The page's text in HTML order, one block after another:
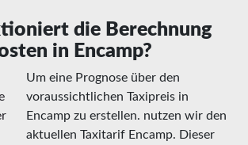
die Berechnung
in Encamp?
Um eine Prognose über den
voraussichtlichen Taxipreis in
Encamp zu erstellen. nutzen wir den
aktuellen Taxitarif Encamp. Dieser